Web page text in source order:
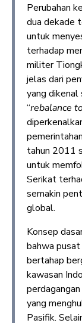
Perubahan
dua dekade
untuk
terhadap
militer
jelas dari
yang dikenal
“rebalance
tahun 2011
untuk
Serikat
semakin
global.
Konsep
bahwa pusat
bertahap
kawasan
yang
Pasifik.